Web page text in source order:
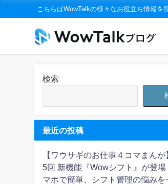
こちらはWowTalkの様々なお役立ち情報を
検索
最近の投稿
【ワウサギのお仕事４コマまんが
5回 新機能『Wowシフト』が登場
マホで簡単、シフト管理の悩みを